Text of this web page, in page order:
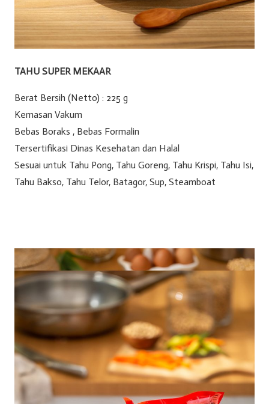
TAHU SUPER MEKAAR
Berat Bersih (Netto) : 225 g
Kemasan Vakum
Bebas Boraks , Bebas Formalin
Tersertifikasi Dinas Kesehatan dan Halal
Sesuai untuk Tahu Pong, Tahu Goreng, Tahu Krispi, Tahu Isi,
Tahu Bakso, Tahu Telor, Batagor, Sup, Steamboat